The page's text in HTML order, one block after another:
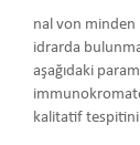
nal von minden
idrarda
aşağıdaki
kalitatif